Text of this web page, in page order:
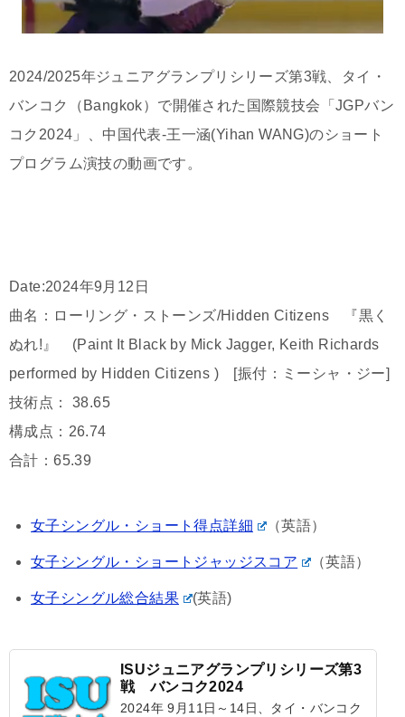
2024/2025年ジュニアグランプリシリーズ第3戦、タイ・
バンコク（Bangkok）で開催された国際競技会「JGPバン
コク2024」、中国代表-王一涵(Yihan WANG)のショート
プログラム演技の動画です。
Date:2024年9月12日
曲名：ローリング・ストーンズ/Hidden Citizens 『黒く
ぬれ!』 (Paint It Black by Mick Jagger, Keith Richards
performed by Hidden Citizens ) [振付：ミーシャ・ジー]
技術点： 38.65
構成点：26.74
合計：65.39
女子シングル・ショート得点詳細 （英語）
女子シングル・ショートジャッジスコア （英語）
女子シングル総合結果 (英語)
ISUジュニアグランプリシリーズ第3
戦 バンコク2024
2024年 9月11日～14日、タイ・バンコク